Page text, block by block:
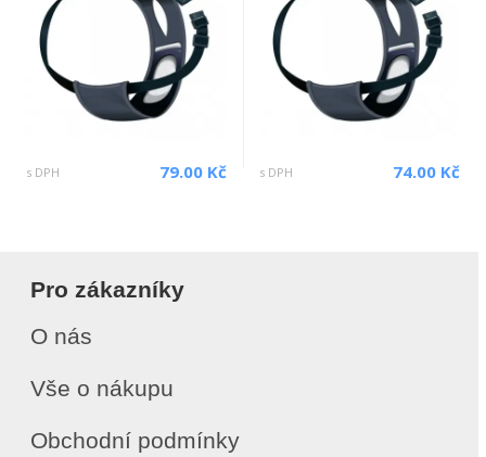
s DPH 79.00 Kč s DPH 74.00 Kč
Pro zákazníky
O nás
Vše o nákupu
Obchodní podmínky